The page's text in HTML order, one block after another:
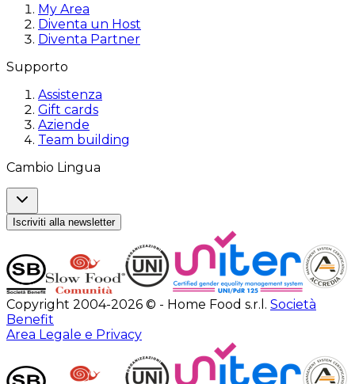
My Area
Diventa un Host
Diventa Partner
Supporto
Assistenza
Gift cards
Aziende
Team building
Cambio Lingua
Iscriviti alla newsletter
Copyright 2004-2026 © - Home Food s.r.l. Società
Benefit
Area Legale e Privacy